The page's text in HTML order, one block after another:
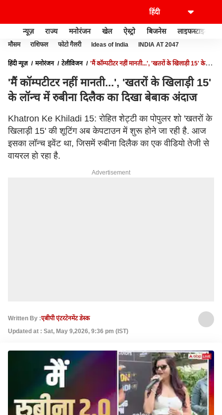
न्यूज़ राज्य मनोरंजन खेल ऐस्ट्रो बिजनेस लाइफस्टाइल
मौसम राशिफल फोटो गैलरी Ideas of India INDIA AT 2047
हिंदी न्यूज़ मनोरंजन टेलीविजन
'मैं कॉम्पटीटर नहीं मानती...', 'खतरों के खिलाड़ी 15' के
'मैं कॉम्पटीटर नहीं मानती...', 'खतरों के खिलाड़ी 15'
के लॉन्च में रुबीना दिलैक का दिखा बेबाक अंदाज
Khatron Ke Khiladi 15: रोहित शेट्टी का पोपुलर शो 'खतरों के
खिलाड़ी 15' की शूटिंग अब केपटाउन में शुरू होने जा रही है. आज
इसका लॉन्च इवेंट था, जिसमें रुबीना दिलैक का एक वीडियो तेजी से
वायरल हो रहा है.
Advertisement
Written By :एबीपी एंटरटेनमेंट डेस्क
Updated at : Sat, May 9,2026, 9:36 pm (IST)